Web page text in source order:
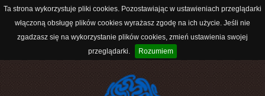
Ta strona wykorzystuje pliki cookies. Pozostawiając w ustawieniach przeglądarki
włączoną obsługę plików cookies wyrażasz zgodę na ich użycie. Jeśli nie
zgadzasz się na wykorzystanie plików cookies, zmień ustawienia swojej
przeglądarki.
Rozumiem